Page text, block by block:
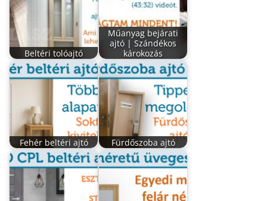
Beltéri tolóajtó
Műanyag bejárati
ajtó | Szándékos
károkozás
Fehér beltéri ajtó Fürdőszoba ajtó